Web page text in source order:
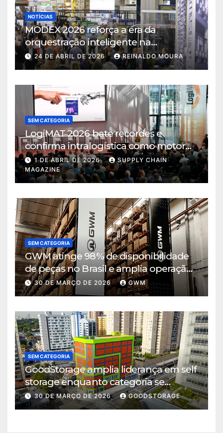
NOTÍCIAS
MODEX 2026 reforça a era da
orquestração inteligente na
intralogística
24 DE ABRIL DE 2026 REINALDO MOURA
SEM CATEGORIA
LogiMAT 2026 bate recordes e
confirma intralogística como motor
de decisão em tempos de incerteza
1 DE ABRIL DE 2026
SUPPLY CHAIN
MAGAZINE
SEM CATEGORIA
GWM atinge 98% de disponibilidade
de peças no Brasil e amplia operação
logística em Cajamar
30 DE MARÇO DE 2026 GWM
SEM CATEGORIA
GoodStorage amplia liderança em self
storage enquanto categoria se
consolida em São Paulo
30 DE MARÇO DE 2026 GOODSTORAGE